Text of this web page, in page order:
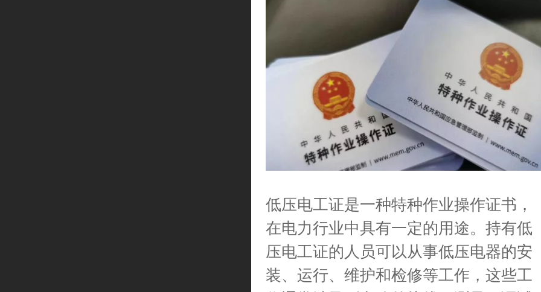
低压电工证是一种特种作业操作证书，
在电力行业中具有一定的用途。持有低
压电工证的人员可以从事低压电器的安
装、运行、维护和检修等工作，这些工